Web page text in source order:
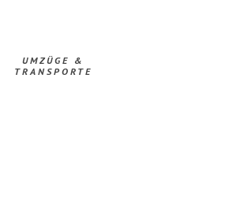
UMZÜGE &
TRANSPORTE